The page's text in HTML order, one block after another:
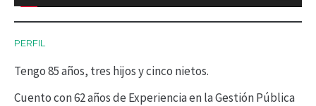
c
t
o
r
PERFIL
Tengo 85 años, tres hijos y cinco nietos.
Cuento con 62 años de Experiencia en la Gestión Pública